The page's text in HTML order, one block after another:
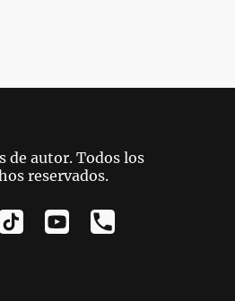
de autor. Todos los
reservados.